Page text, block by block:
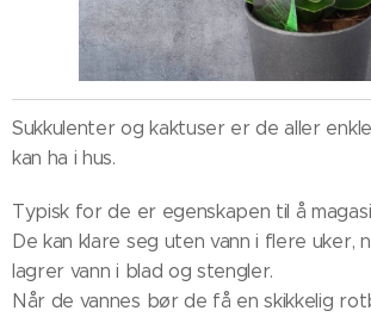
Sukkulenter og kaktuser er de aller
kan ha i hus.
Typisk for de er egenskapen til å
De kan klare seg uten vann i flere
lagrer vann i blad og stengler.
Når de vannes bør de få en skikkelig